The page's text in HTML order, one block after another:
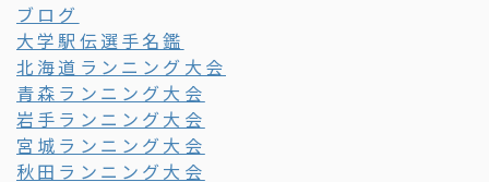
ブログ
大学駅伝選手名鑑
北海道ランニング大会
青森ランニング大会
岩手ランニング大会
宮城ランニング大会
秋田ランニング大会